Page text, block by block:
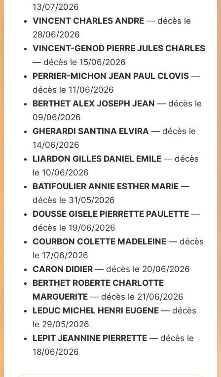
13/07/2026
VINCENT CHARLES ANDRE — décès le
28/06/2026
VINCENT-GENOD PIERRE JULES CHARLES
— décès le 15/06/2026
PERRIER-MICHON JEAN PAUL CLOVIS —
décès le 11/06/2026
BERTHET ALEX JOSEPH JEAN — décès le
09/06/2026
GHERARDI SANTINA ELVIRA — décès le
14/06/2026
LIARDON GILLES DANIEL EMILE — décès
le 10/06/2026
BATIFOULIER ANNIE ESTHER MARIE —
décès le 31/05/2026
DOUSSE GISELE PIERRETTE PAULETTE —
décès le 19/06/2026
COURBON COLETTE MADELEINE — décès
le 17/06/2026
CARON DIDIER — décès le 20/06/2026
BERTHET ROBERTE CHARLOTTE
MARGUERITE — décès le 21/06/2026
LEDUC MICHEL HENRI EUGENE — décès
le 29/05/2026
LEPIT JEANNINE PIERRETTE — décès le
18/06/2026